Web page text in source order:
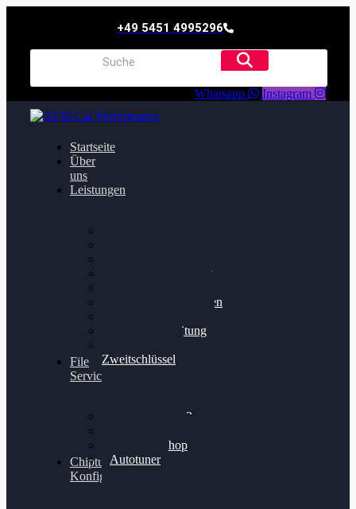
+49 5451 4995296
Whatsapp Instagram
Startseite
Über
uns
Leistungen
Getriebeoptimierung
Bremsscheiben planen
Felgenaufbereitung
Zweitschlüssel
File
Service
Alientech Kess3
Alientech Shop
Autotuner
Chiptuning
Konfigurator